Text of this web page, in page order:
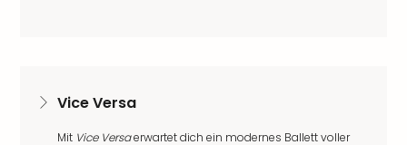
Vice Versa
Mit Vice Versaerwartet dich ein modernes Ballett voller